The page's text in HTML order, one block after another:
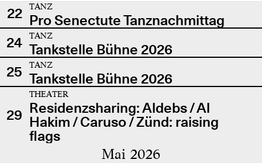
22
TANZ
Pro Senectute Tanznachmittag
24
TANZ
Tankstelle Bühne 2026
25
TANZ
Tankstelle Bühne 2026
29
THEATER
Residenzsharing: Aldebs / Al
Hakim / Caruso / Zünd: raising
flags
Mai 2026